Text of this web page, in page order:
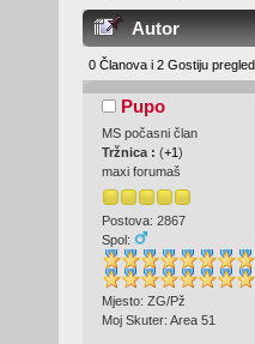
Autor
495501 )
0 Članova i 2 Gostiju
Pupo
MS počasni član
Tržnica : (+1 )
maxi forumaš
Postova: 2867
Spol:
Mjesto: ZG/Pž
Moj Skuter: Area 51